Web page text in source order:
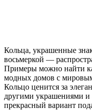
Кольца, украшенные
восьмеркой —
Примеры можно найти
модных домов с
Кольцо ценится за
другими украшениями и
прекрасный вариант